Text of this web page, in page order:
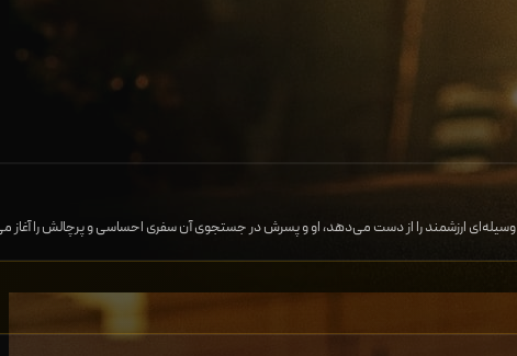
ارزشمند را از دست می‌دهد، او و پسرش در جستجوی آن سفری احساسی و پرچالش را آغاز